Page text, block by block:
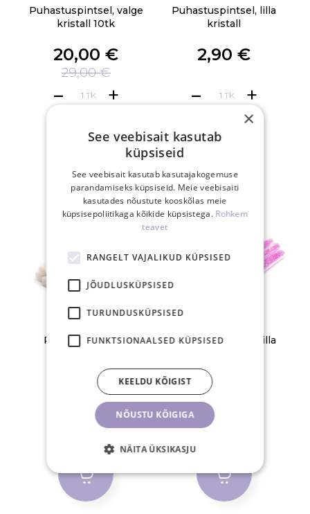
Puhastuspintsel, valge
kristall 10tk
20,00 €
29,00 €
TK
Puhastuspintsel, lilla
kristall
2,90 €
TK
Puhastuspintsel,
18,00 €
25,00 €
TK
Puhastuspintsel, lilla
20,00 €
29,00 €
×
See veebisait kasutab
küpsiseid
See veebisait kasutab kasutajakogemuse
parandamiseks küpsiseid. Meie veebisaiti
kasutades nõustute kooskõlas meie
küpsisepoliitikaga kõikide küpsistega. Rohkem
teavet
RANGELT VAJALIKUD KÜPSISED
JÕUDLUSKÜPSISED
TURUNDUSKÜPSISED
FUNKTSIONAALSED KÜPSISED
NÕUSTU KÕIGIGA
KEELDU KÕIGIST
NÄITA ÜKSIKASJU